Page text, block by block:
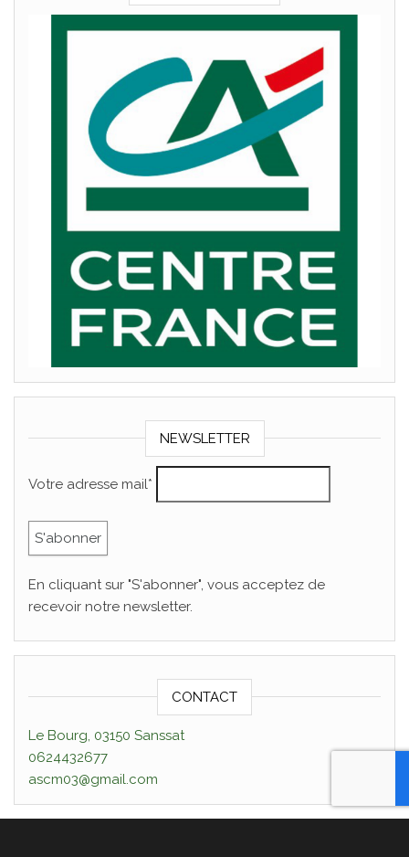
NEWSLETTER
Votre adresse mail*
En cliquant sur "S'abonner", vous acceptez de
recevoir notre newsletter.
CONTACT
Le Bourg, 03150 Sanssat
0624432677
ascm03@gmail.com